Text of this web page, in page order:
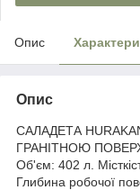
Опис
Опис
САЛАДЕТА
ГРАНІТНОЮ
Об'єм: 402 л.
Глибина робочої